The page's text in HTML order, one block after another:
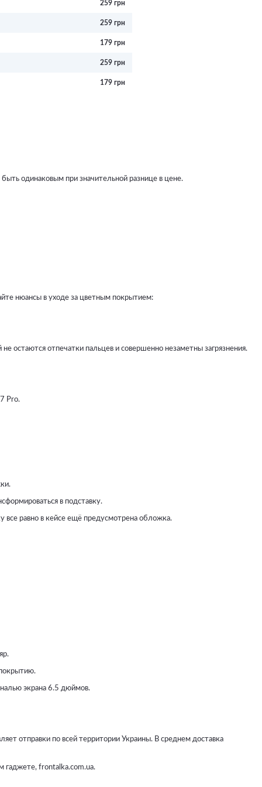
259 грн
259 грн
179 грн
259 грн
179 грн
одинаковым при значительной разнице в цене.
нюансы в уходе за цветным покрытием:
отпечатки пальцев и совершенно незаметны загрязнения.
Pro.
в подставку.
равно в кейсе ещё предусмотрена обложка.
экрана 6.5 дюймов.
отправки по всей территории Украины. В среднем доставка
гаджете, frontalka.com.ua.